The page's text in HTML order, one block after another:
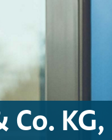
KG,